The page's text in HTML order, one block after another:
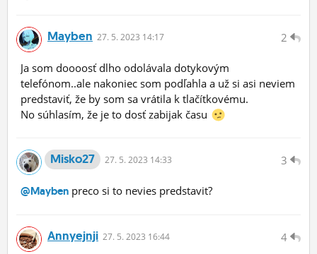
2
Mayben 27. 5. 2023 14:17
Ja som doooosť dlho odolávala dotykovým
telefónom..ale nakoniec som podľahla a už si asi neviem
predstaviť, že by som sa vrátila k tlačítkovému.
No súhlasím, že je to dosť zabijak času
3
Misko27 27. 5. 2023 14:33
@Mayben preco si to nevies predstavit?
4
Annyejnji 27. 5. 2023 16:44